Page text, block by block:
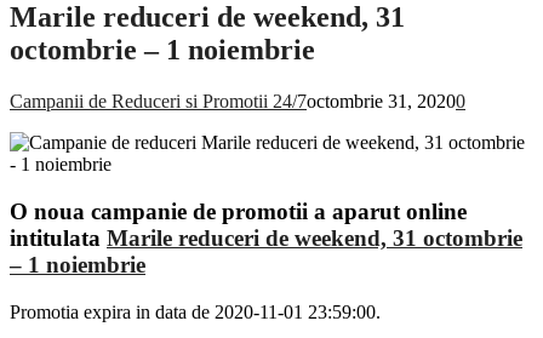
Marile reduceri de weekend, 31
octombrie – 1 noiembrie
Campanii de Reduceri si Promotii 24/7octombrie 31, 20200
O noua campanie de promotii a aparut online
intitulata Marile reduceri de weekend, 31 octombrie
– 1 noiembrie
Promotia expira in data de 2020-11-01 23:59:00.